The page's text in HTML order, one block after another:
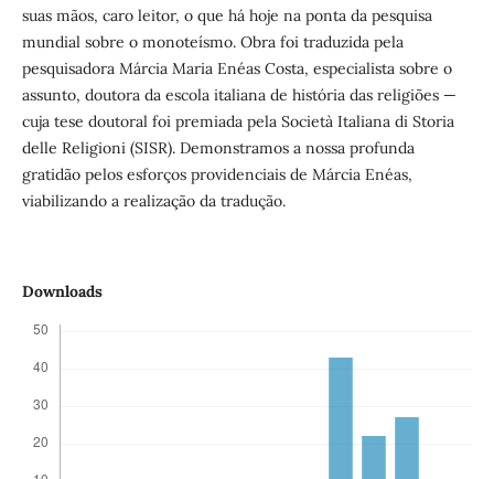
suas mãos, caro leitor, o que há hoje na ponta da pesquisa
mundial sobre o monoteísmo. Obra foi traduzida pela
pesquisadora Márcia Maria Enéas Costa, especialista sobre o
assunto, doutora da escola italiana de história das religiões —
cuja tese doutoral foi premiada pela Società Italiana di Storia
delle Religioni (SISR). Demonstramos a nossa profunda
gratidão pelos esforços providenciais de Márcia Enéas,
viabilizando a realização da tradução.
Downloads